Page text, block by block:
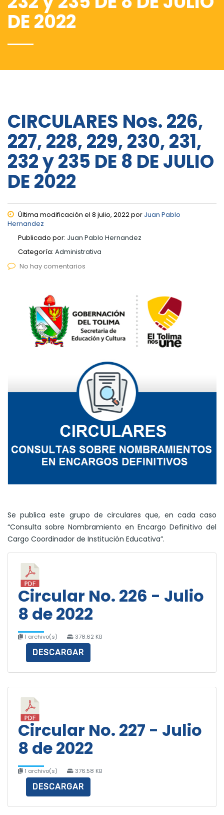
DE 2022
CIRCULARES Nos. 226,
227, 228, 229, 230, 231,
232 y 235 DE 8 DE JULIO
DE 2022
Última modificación el 8 julio, 2022 por Juan Pablo
Hernandez
Publicado por: Juan Pablo Hernandez
Categoría: Administrativa
No hay comentarios
Se publica este grupo de circulares que, en cada caso
“Consulta sobre Nombramiento en Encargo Definitivo del
Cargo Coordinador de Institución Educativa”.
Circular No. 226 - Julio
8 de 2022
1 archivo(s) 378.62 KB
DESCARGAR
Circular No. 227 - Julio
8 de 2022
1 archivo(s) 376.58 KB
DESCARGAR